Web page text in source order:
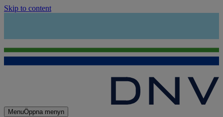
Skip to content
MenuÖppna menyn